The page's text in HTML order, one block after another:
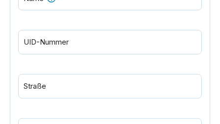
UID-Nummer
Straße